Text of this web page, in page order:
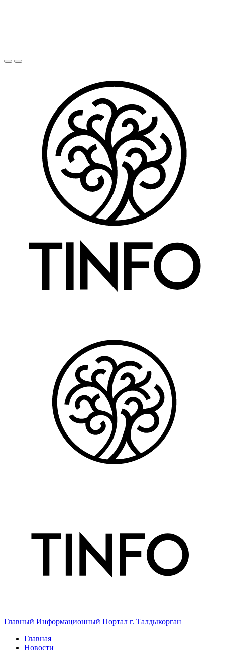
Главный Информационный Портал г. Талдыкорган
Главная
Новости